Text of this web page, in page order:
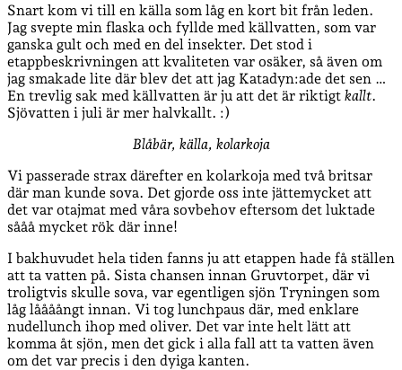
Snart kom vi till en källa som låg en kort bit från leden.
Jag svepte min flaska och fyllde med källvatten, som var
ganska gult och med en del insekter. Det stod i
etappbeskrivningen att kvaliteten var osäker, så även om
jag smakade lite där blev det att jag Katadyn:ade det sen …
En trevlig sak med källvatten är ju att det är riktigt kallt.
Sjövatten i juli är mer halvkallt. :)
Blåbär, källa, kolarkoja
Vi passerade strax därefter en kolarkoja med två britsar
där man kunde sova. Det gjorde oss inte jättemycket att
det var otajmat med våra sovbehov eftersom det luktade
sååå mycket rök där inne!
I bakhuvudet hela tiden fanns ju att etappen hade få ställen
att ta vatten på. Sista chansen innan Gruvtorpet, där vi
troligtvis skulle sova, var egentligen sjön Tryningen som
låg låååångt innan. Vi tog lunchpaus där, med enklare
nudellunch ihop med oliver. Det var inte helt lätt att
komma åt sjön, men det gick i alla fall att ta vatten även
om det var precis i den dyiga kanten.